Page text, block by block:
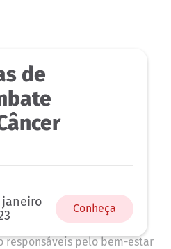
de
Conheça
e ajudar na luta contra o
responsáveis pelo bem-estar